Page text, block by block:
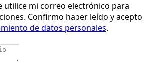
utilice mi correo electrónico para
Confirmo haber leído y acepto
de datos personales.